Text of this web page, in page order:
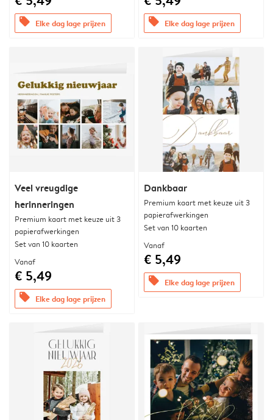
offers Elke dag lage prijzen offers Elke dag lage prijzen
Veel vreugdige
herinneringen
Premium kaart met keuze uit 3
papierafwerkingen
Set van 10 kaarten
Vanaf
€ 5,49
offers Elke dag lage prijzen
Dankbaar
Premium kaart met keuze uit 3
papierafwerkingen
Set van 10 kaarten
Vanaf
€ 5,49
offers Elke dag lage prijzen